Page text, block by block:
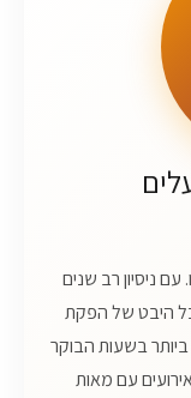
ניסיון רב שנים
כל היבט של הפקת
בשעות הבוקר
עם מאות